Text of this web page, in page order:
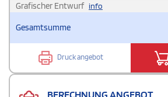
Grafischer Entwurf info
Gesamtsumme
Druck angebot
BERECHNUNG ANGEBOT